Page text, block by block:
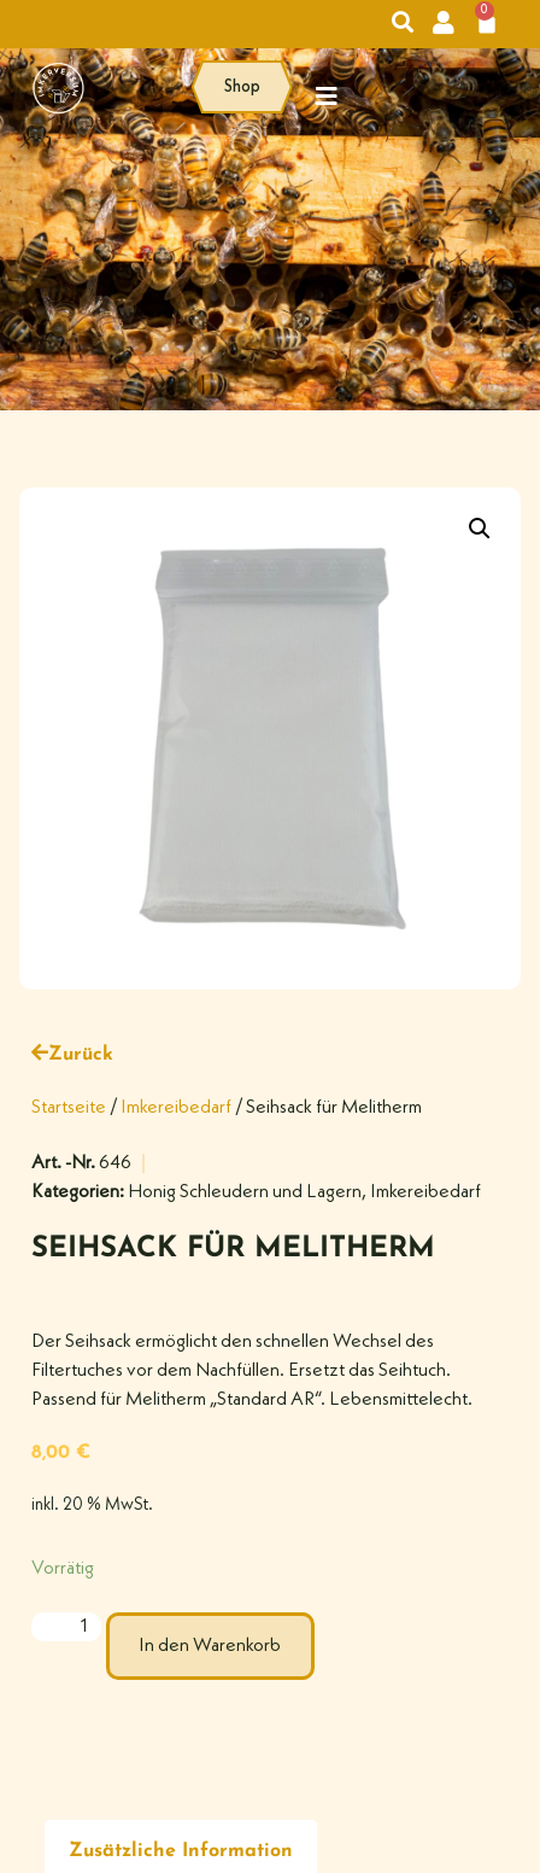
0
Shop
Zurück
Startseite / Imkereibedarf / Seihsack für Melitherm
Art. -Nr.646
Kategorien: Honig Schleudern und Lagern, Imkereibedarf
SEIHSACK FÜR MELITHERM
Der Seihsack ermöglicht den schnellen Wechsel des
Filtertuches vor dem Nachfüllen. Ersetzt das Seihtuch.
Passend für Melitherm „Standard AR“. Lebensmittelecht.
8,00 €
inkl. 20 % MwSt.
Vorrätig
In den Warenkorb
Zusätzliche Information